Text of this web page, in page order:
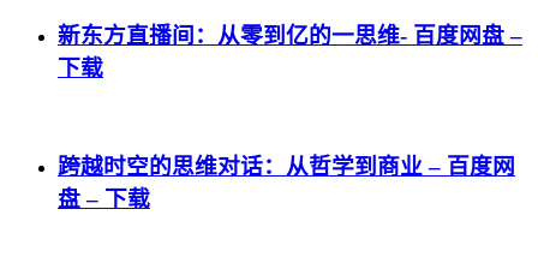
新东方直播间：从零到亿的一思维- 百度网盘 –
下载
跨越时空的思维对话：从哲学到商业 – 百度网
盘 – 下载